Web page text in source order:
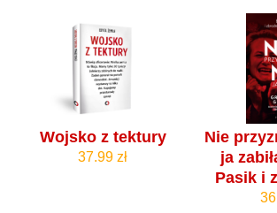
Wojsko z tektury
37.99 zł
Nie
ja
Pasik i